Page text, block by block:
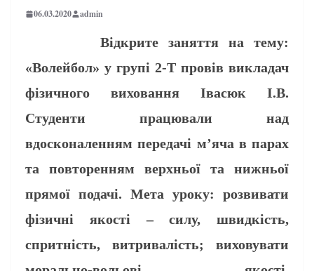
06.03.2020 admin
Відкрите заняття на тему:
«Волейбол» у групі 2-Т провів викладач
фізичного виховання Івасюк І.В.
Студенти працювали над
вдосконаленням передачі м’яча в парах
та повторенням верхньої та нижньої
прямої подачі. Мета уроку: розвивати
фізичні якості – силу, швидкість,
спритність, витривалість; виховувати